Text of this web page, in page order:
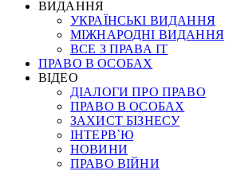
ВИДАННЯ
УКРАЇНСЬКІ ВИДАННЯ
МІЖНАРОДНІ ВИДАННЯ
ВСЕ З ПРАВА ІТ
ПРАВО В ОСОБАХ
ВІДЕО
ДІАЛОГИ ПРО ПРАВО
ПРАВО В ОСОБАХ
ЗАХИСТ БІЗНЕСУ
ІНТЕРВ`Ю
НОВИНИ
ПРАВО ВІЙНИ